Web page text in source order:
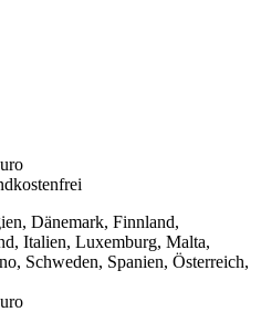
Dänemark, Finnland,
Italien, Luxemburg, Malta,
Schweden, Spanien, Österreich,